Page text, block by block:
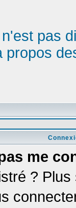
pas
propos
me
?